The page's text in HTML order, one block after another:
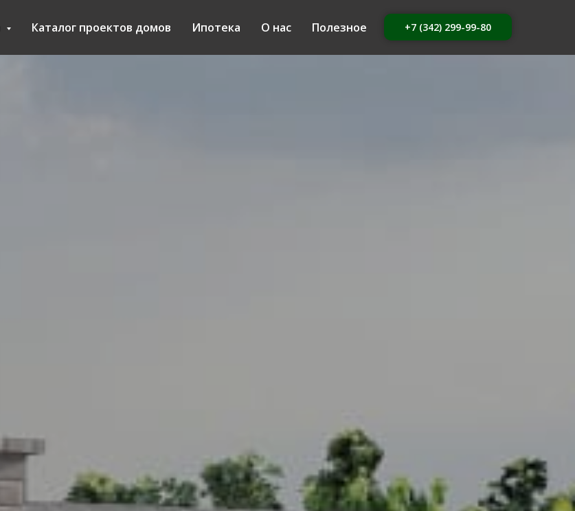
Каталог проектов домов Ипотека О нас Полезное +7 (342) 299-99-80